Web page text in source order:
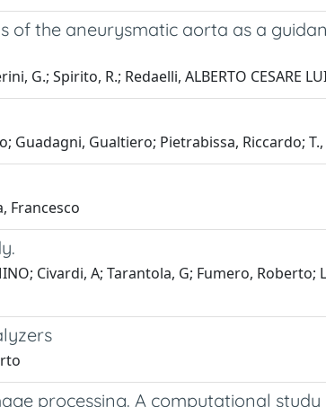
the aneurysmatic aorta as a
G.; Spirito, R.; Redaelli, ALBERTO CESARE
Guadagni, Gualtiero; Pietrabissa, Riccardo;
Francesco
Civardi, A; Tarantola, G; Fumero, Roberto;
processing. A computational